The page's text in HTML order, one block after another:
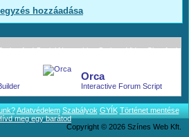
hozzáadása
And Social Networking Scripts; Video Chat And
Orca
Interactive Forum Script
Adatvédelem Szabályok GYÍK Történet mentése
meg egy barátod
Copyright © 2026 Színes Web Kft.